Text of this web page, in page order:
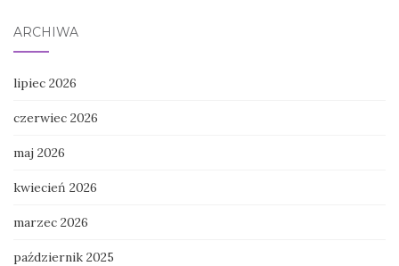
ARCHIWA
lipiec 2026
czerwiec 2026
maj 2026
kwiecień 2026
marzec 2026
październik 2025